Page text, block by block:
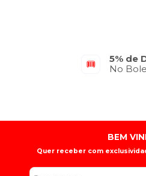
5% de
No
BEM
Quer receber com